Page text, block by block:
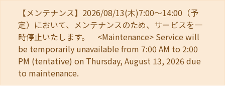
【メンテナンス】2026/08/13(木)7:00～14:00（予
定）において、メンテナンスのため、サービスを一
時停止いたします。 <Maintenance> Service will
be temporarily unavailable from 7:00 AM to 2:00
PM (tentative) on Thursday, August 13, 2026 due
to maintenance.